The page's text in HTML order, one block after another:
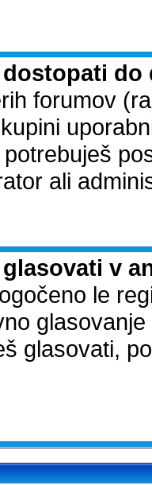
forumov
ali
v
le
glasovati,